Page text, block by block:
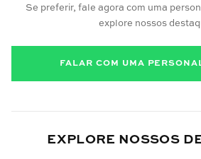
Se preferir, fale agora com uma
explore nossos
FALAR COM UMA
EXPLORE NOSSOS